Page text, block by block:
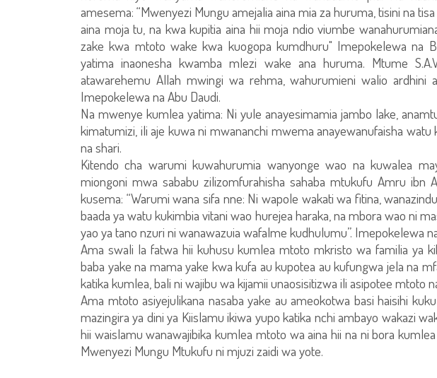
amesema: “Mwenyezi Mungu amejalia aina mia za huruma, tisini na
aina moja tu, na kwa kupitia aina hii moja ndio viumbe
zake kwa mtoto wake kwa kuogopa kumdhuru" Imepokelewa na
yatima inaonesha kwamba mlezi wake ana huruma. Mtume
atawarehemu Allah mwingi wa rehma, wahurumieni walio ardhini
Imepokelewa na Abu Daudi.
Na mwenye kumlea yatima: Ni yule anayesimamia jambo lake,
kimatumizi, ili aje kuwa ni mwananchi mwema anayewanufaisha watu
na shari.
Kitendo cha warumi kuwahurumia wanyonge wao na kuwalea
miongoni mwa sababu zilizomfurahisha sahaba mtukufu Amru ibn
kusema: “Warumi wana sifa nne: Ni wapole wakati wa fitina,
baada ya watu kukimbia vitani wao hurejea haraka, na mbora wao ni
yao ya tano nzuri ni wanawazuia wafalme kudhulumu”. Imepokelewa
Ama swali la fatwa hii kuhusu kumlea mtoto mkristo wa familia ya
baba yake na mama yake kwa kufa au kupotea au kufungwa jela na
katika kumlea, bali ni wajibu wa kijamii unaosisitizwa ili asipotee mtoto
Ama mtoto asiyejulikana nasaba yake au ameokotwa basi haisihi
mazingira ya dini ya Kiislamu ikiwa yupo katika nchi ambayo wakazi
hii waislamu wanawajibika kumlea mtoto wa aina hii na ni bora
Mwenyezi Mungu Mtukufu ni mjuzi zaidi wa yote.